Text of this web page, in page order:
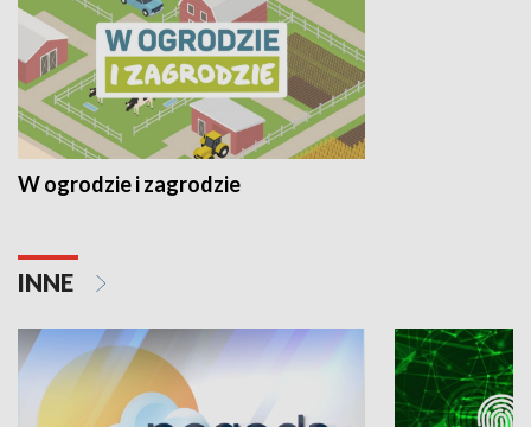
W ogrodzie i zagrodzie
INNE